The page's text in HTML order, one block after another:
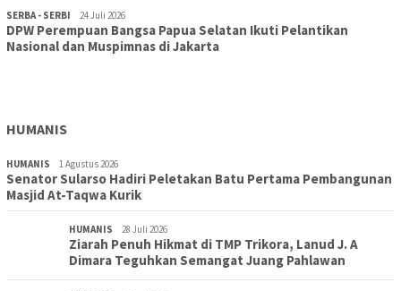
SERBA - SERBI 24 Juli 2026
DPW Perempuan Bangsa Papua Selatan Ikuti Pelantikan
Nasional dan Muspimnas di Jakarta
TOPIK 30 Juli 2026
Wujudkan Sekolah Adiwiyata:SD Inpres Polder Merauke
HUMANIS
HUMANIS 1 Agustus 2026
Senator Sularso Hadiri Peletakan Batu Pertama Pembangunan
Masjid At-Taqwa Kurik
HUMANIS 28 Juli 2026
Ziarah Penuh Hikmat di TMP Trikora, Lanud J. A
Dimara Teguhkan Semangat Juang Pahlawan